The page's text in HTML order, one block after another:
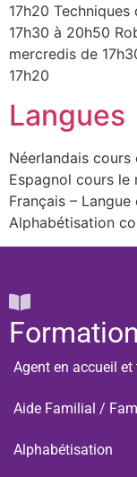
17h20
17h30 à 20h50
mercredis de
17h20
Langues
Néerlandais
Espagnol cours
Français –
Alphabétisation
Agent en accueil
Aide Familial /
Alphabétisation